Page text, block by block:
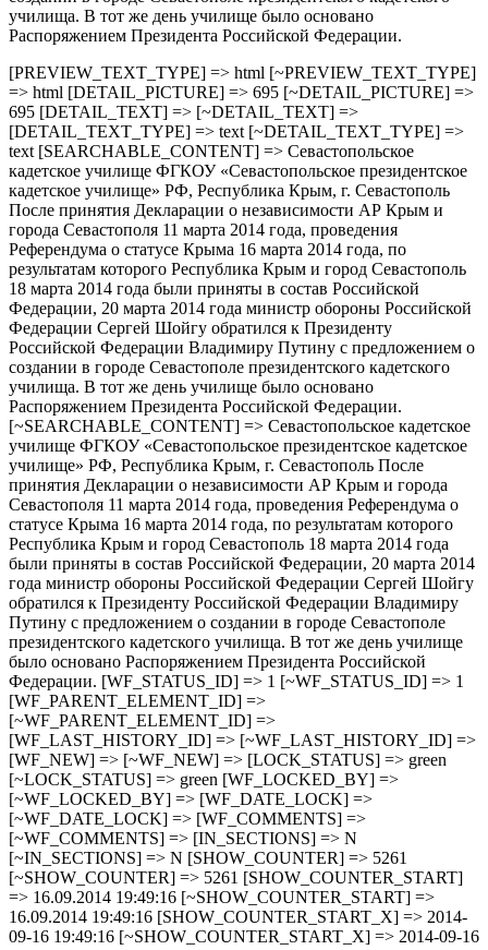
училища. В тот же день училище было основано
Распоряжением Президента Российской Федерации.
[PREVIEW_TEXT_TYPE] => html [~PREVIEW_TEXT_TYPE]
=> html [DETAIL_PICTURE] => 695 [~DETAIL_PICTURE] =>
695 [DETAIL_TEXT] => [~DETAIL_TEXT] =>
[DETAIL_TEXT_TYPE] => text [~DETAIL_TEXT_TYPE] =>
text [SEARCHABLE_CONTENT] => Севастопольское
кадетское училище ФГКОУ «Севастопольское президентское
кадетское училище» РФ, Республика Крым, г. Севастополь
После принятия Декларации о независимости АР Крым и
города Севастополя 11 марта 2014 года, проведения
Референдума о статусе Крыма 16 марта 2014 года, по
результатам которого Республика Крым и город Севастополь
18 марта 2014 года были приняты в состав Российской
Федерации, 20 марта 2014 года министр обороны Российской
Федерации Сергей Шойгу обратился к Президенту
Российской Федерации Владимиру Путину с предложением о
создании в городе Севастополе президентского кадетского
училища. В тот же день училище было основано
Распоряжением Президента Российской Федерации.
[~SEARCHABLE_CONTENT] => Севастопольское кадетское
училище ФГКОУ «Севастопольское президентское кадетское
училище» РФ, Республика Крым, г. Севастополь После
принятия Декларации о независимости АР Крым и города
Севастополя 11 марта 2014 года, проведения Референдума о
статусе Крыма 16 марта 2014 года, по результатам которого
Республика Крым и город Севастополь 18 марта 2014 года
были приняты в состав Российской Федерации, 20 марта 2014
года министр обороны Российской Федерации Сергей Шойгу
обратился к Президенту Российской Федерации Владимиру
Путину с предложением о создании в городе Севастополе
президентского кадетского училища. В тот же день училище
было основано Распоряжением Президента Российской
Федерации. [WF_STATUS_ID] => 1 [~WF_STATUS_ID] => 1
[WF_PARENT_ELEMENT_ID] =>
[~WF_PARENT_ELEMENT_ID] =>
[WF_LAST_HISTORY_ID] => [~WF_LAST_HISTORY_ID] =>
[WF_NEW] => [~WF_NEW] => [LOCK_STATUS] => green
[~LOCK_STATUS] => green [WF_LOCKED_BY] =>
[~WF_LOCKED_BY] => [WF_DATE_LOCK] =>
[~WF_DATE_LOCK] => [WF_COMMENTS] =>
[~WF_COMMENTS] => [IN_SECTIONS] => N
[~IN_SECTIONS] => N [SHOW_COUNTER] => 5261
[~SHOW_COUNTER] => 5261 [SHOW_COUNTER_START]
=> 16.09.2014 19:49:16 [~SHOW_COUNTER_START] =>
16.09.2014 19:49:16 [SHOW_COUNTER_START_X] => 2014-
09-16 19:49:16 [~SHOW_COUNTER_START_X] => 2014-09-16